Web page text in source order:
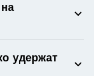
удержат